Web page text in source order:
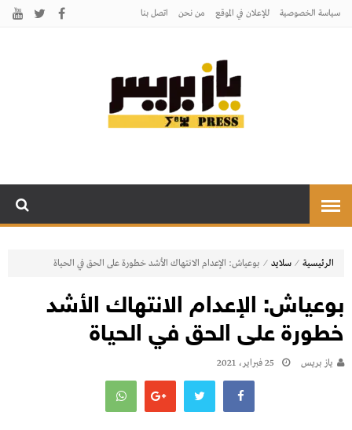
سياسة الخصوصية للإعلان في الموقع من نحن اتصل بنـا
الرئيسية ⁄ سلايد ⁄ بوعياش: الإعدام الانتهاك الأشد خطورة على الحق في الحياة
بوعياش: الإعدام الانتهاك الأشد
خطورة على الحق في الحياة
يـاز بريـس 25 فبراير، 2021